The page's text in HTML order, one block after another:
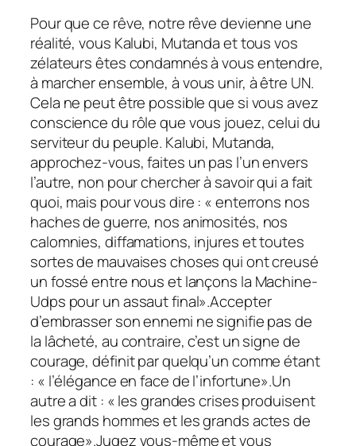
Pour que ce rêve, notre rêve devienne une
réalité, vous Kalubi, Mutanda et tous vos
zélateurs êtes condamnés à vous entendre,
à marcher ensemble, à vous unir, à être UN.
Cela ne peut être possible que si vous avez
conscience du rôle que vous jouez, celui du
serviteur du peuple. Kalubi, Mutanda,
approchez-vous, faites un pas l’un envers
l’autre, non pour chercher à savoir qui a fait
quoi, mais pour vous dire : « enterrons nos
haches de guerre, nos animosités, nos
calomnies, diffamations, injures et toutes
sortes de mauvaises choses qui ont creusé
un fossé entre nous et lançons la Machine-
Udps pour un assaut final».Accepter
d’embrasser son ennemi ne signifie pas de
la lâcheté, au contraire, c’est un signe de
courage, définit par quelqu’un comme étant
: « l’élégance en face de l’infortune».Un
autre a dit : « les grandes crises produisent
les grands hommes et les grands actes de
courage».Jugez vous-même et vous